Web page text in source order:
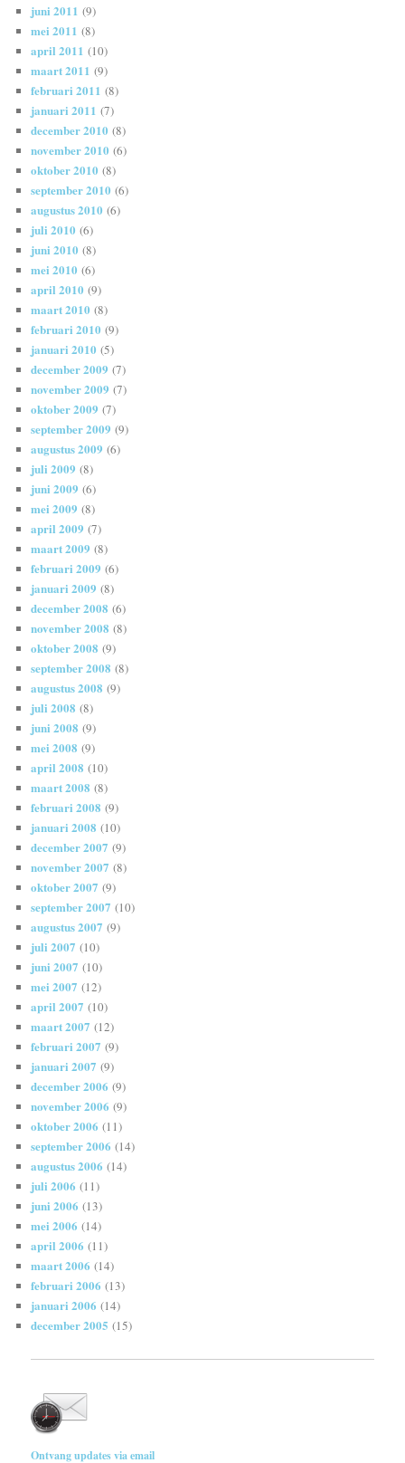
juni 2011 (9)
mei 2011 (8)
april 2011 (10)
maart 2011 (9)
februari 2011 (8)
januari 2011 (7)
december 2010 (8)
november 2010 (6)
oktober 2010 (8)
september 2010 (6)
augustus 2010 (6)
juli 2010 (6)
juni 2010 (8)
mei 2010 (6)
april 2010 (9)
maart 2010 (8)
februari 2010 (9)
januari 2010 (5)
december 2009 (7)
november 2009 (7)
oktober 2009 (7)
september 2009 (9)
augustus 2009 (6)
juli 2009 (8)
juni 2009 (6)
mei 2009 (8)
april 2009 (7)
maart 2009 (8)
februari 2009 (6)
januari 2009 (8)
december 2008 (6)
november 2008 (8)
oktober 2008 (9)
september 2008 (8)
augustus 2008 (9)
juli 2008 (8)
juni 2008 (9)
mei 2008 (9)
april 2008 (10)
maart 2008 (8)
februari 2008 (9)
januari 2008 (10)
december 2007 (9)
november 2007 (8)
oktober 2007 (9)
september 2007 (10)
augustus 2007 (9)
juli 2007 (10)
juni 2007 (10)
mei 2007 (12)
april 2007 (10)
maart 2007 (12)
februari 2007 (9)
januari 2007 (9)
december 2006 (9)
november 2006 (9)
oktober 2006 (11)
september 2006 (14)
augustus 2006 (14)
juli 2006 (11)
juni 2006 (13)
mei 2006 (14)
april 2006 (11)
maart 2006 (14)
februari 2006 (13)
januari 2006 (14)
december 2005 (15)
Ontvang updates via email